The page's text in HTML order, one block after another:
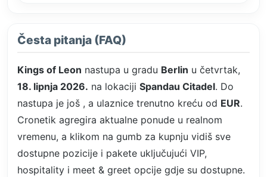
Česta pitanja (FAQ)
Kings of Leon nastupa u gradu Berlin u četvrtak,
18. lipnja 2026. na lokaciji Spandau Citadel. Do
nastupa je još , a ulaznice trenutno kreću od EUR.
Cronetik agregira aktualne ponude u realnom
vremenu, a klikom na gumb za kupnju vidiš sve
dostupne pozicije i pakete uključujući VIP,
hospitality i meet & greet opcije gdje su dostupne.